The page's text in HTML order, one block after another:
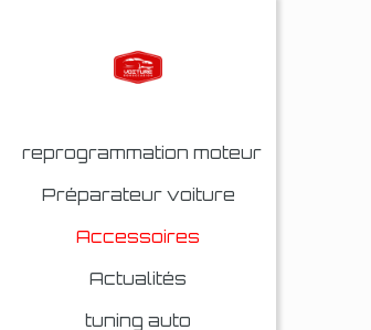
reprogrammation moteur
Préparateur voiture
Accessoires
Actualités
tuning auto